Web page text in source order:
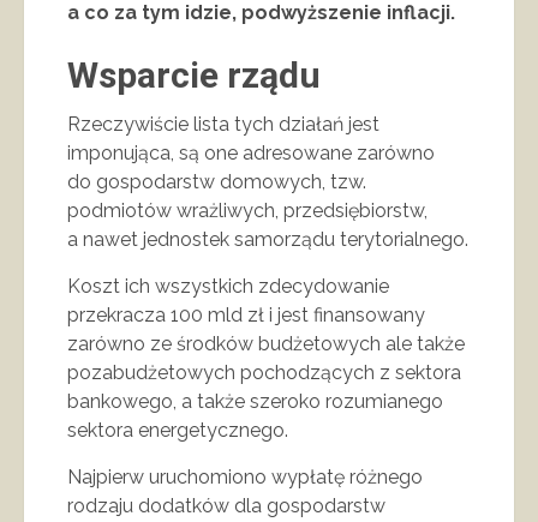
a co za tym idzie, podwyższenie inflacji.
Wsparcie rządu
Rzeczywiście lista tych działań jest
imponująca, są one adresowane zarówno
do gospodarstw domowych, tzw.
podmiotów wrażliwych, przedsiębiorstw,
a nawet jednostek samorządu terytorialnego.
Koszt ich wszystkich zdecydowanie
przekracza 100 mld zł i jest finansowany
zarówno ze środków budżetowych ale także
pozabudżetowych pochodzących z sektora
bankowego, a także szeroko rozumianego
sektora energetycznego.
Najpierw uruchomiono wypłatę różnego
rodzaju dodatków dla gospodarstw